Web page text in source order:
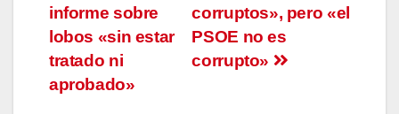
corruptos», pero «el
PSOE no es
corrupto»
informe sobre
lobos «sin estar
tratado ni
aprobado»